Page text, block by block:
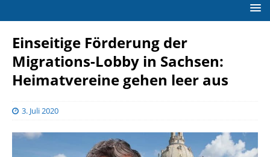
Einseitige Förderung der
Migrations-Lobby in Sachsen:
Heimatvereine gehen leer aus
3. Juli 2020